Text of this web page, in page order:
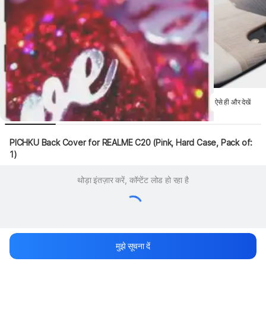
ऐसे ही और देखें
PICHKU Back Cover for REALME C20 (Pink, Hard Case, Pack of:
1)
थोड़ा इंतज़ार करें, कॉन्टेंट लोड हो रहा है
मुझे सूचना दें